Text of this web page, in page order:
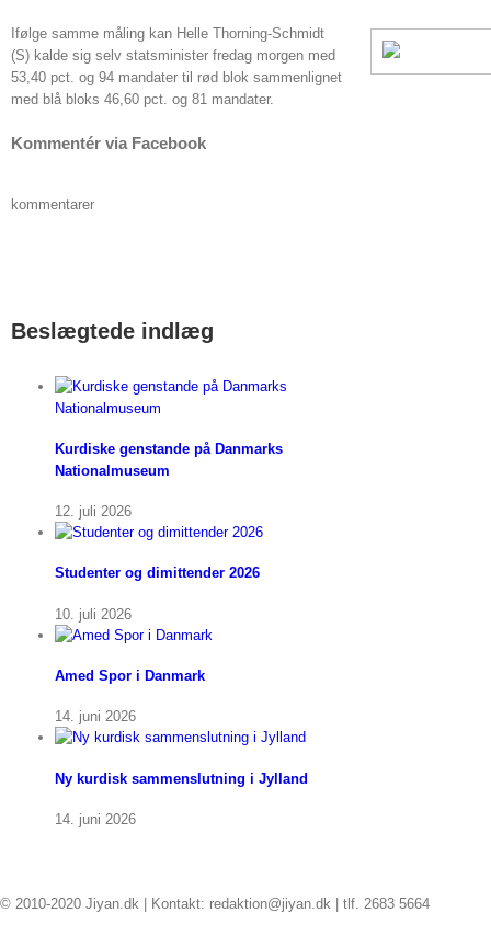
Ifølge samme måling kan Helle Thorning-Schmidt
(S) kalde sig selv statsminister fredag morgen med
53,40 pct. og 94 mandater til rød blok sammenlignet
med blå bloks 46,60 pct. og 81 mandater.
Kommentér via Facebook
kommentarer
Beslægtede indlæg
Kurdiske genstande på Danmarks
Nationalmuseum
12. juli 2026
Studenter og dimittender 2026
10. juli 2026
Amed Spor i Danmark
14. juni 2026
Ny kurdisk sammenslutning i Jylland
14. juni 2026
© 2010-2020 Jiyan.dk | Kontakt: redaktion@jiyan.dk | tlf. 2683 5664